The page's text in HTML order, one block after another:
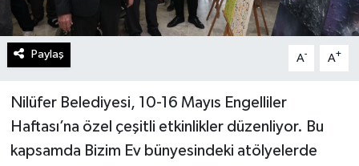
Paylaş A- A+
Nilüfer Belediyesi, 10-16 Mayıs Engelliler
Haftası’na özel çeşitli etkinlikler düzenliyor. Bu
kapsamda Bizim Ev bünyesindeki atölyelerde